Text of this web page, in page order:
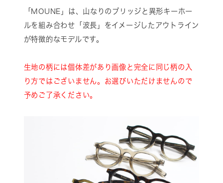
「MOUNE」は、山なりのブリッジと異形キーホー
ルを組み合わせ「波長」をイメージしたアウトライン
が特徴的なモデルです。
生地の柄には個体差があり画像と完全に同じ柄の入
り方ではございません。お選びいただけませんので
予めご了承ください。